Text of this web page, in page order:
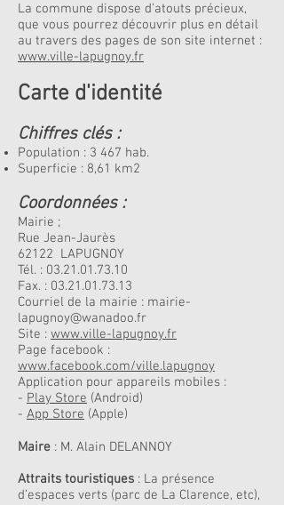
La commune dispose d’atouts précieux,
que vous pourrez découvrir plus en détail
au travers des pages de son site internet :
www.ville-lapugnoy.fr
Carte d'identité
Chiffres clés :
Population : 3 467 hab.
Superficie : 8,61 km2
Coordonnées :
Mairie ;
Rue Jean-Jaurès
62122 LAPUGNOY
Tél. : 03.21.01.73.10
Fax. : 03.21.01.73.13
Courriel de la mairie : mairie-
lapugnoy@wanadoo.fr
Site : www.ville-lapugnoy.fr
Page facebook :
www.facebook.com/ville.lapugnoy
Application pour appareils mobiles :
- Play Store (Android)
- App Store (Apple)
Maire : M. Alain DELANNOY
Attraits touristiques : La présence
d’espaces verts (parc de La Clarence, etc),